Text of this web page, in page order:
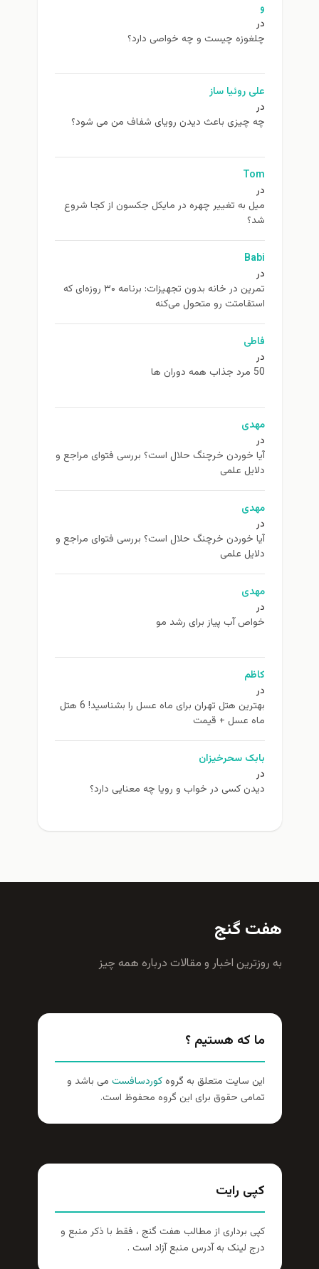
و
در
چلغوزه چیست و چه خواصی دارد؟
علی روئیا ساز
در
چه چیزی باعث دیدن رویای شفاف من می شود؟
Tom
در
ميل به تغيير چهره در مایکل جکسون از كجا شروع
شد؟
Babi
در
تمرین در خانه بدون تجهیزات: برنامه ۳۰ روزه‌ای که
استقامتت رو متحول می‌کنه
فاطی
در
50 مرد جذاب همه دوران ها
مهدی
در
آیا خوردن خرچنگ حلال است؟ بررسی فتوای مراجع و
دلایل علمی
مهدی
در
آیا خوردن خرچنگ حلال است؟ بررسی فتوای مراجع و
دلایل علمی
مهدی
در
خواص آب پیاز برای رشد مو
کاظم
در
بهترین هتل تهران برای ماه عسل را بشناسید! 6 هتل
ماه عسل + قیمت
بابک سحرخیزان
در
دیدن کسی در خواب و رویا چه معنایی دارد؟
هفت گنج
به روزترين اخبار و مقالات درباره همه چيز
ما که هستیم ؟
این سایت متعلق به گروهکوردسافست می باشد و
تمامی حقوق برای این گروه محفوظ است.
کپی رایت
کپی برداری از مطالب هفت گنج ، فقط با ذکر منبع و
درج لینک به آدرس منبع آزاد است .